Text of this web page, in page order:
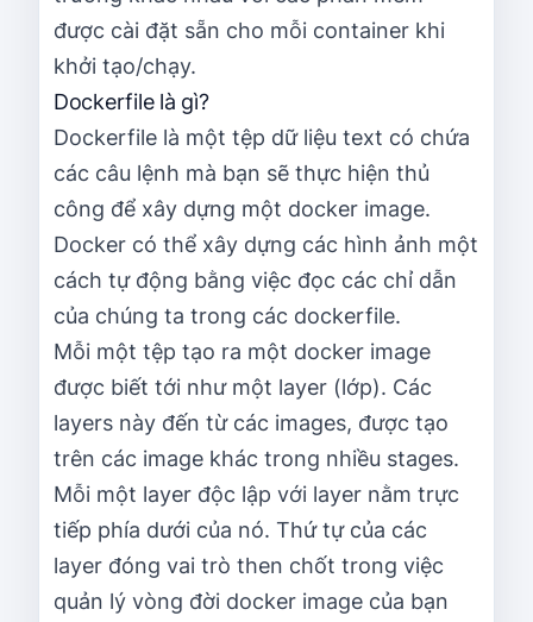
được cài đặt sẵn cho mỗi container khi
khởi tạo/chạy.
Dockerfile là gì?
Dockerfile là một tệp dữ liệu text có chứa
các câu lệnh mà bạn sẽ thực hiện thủ
công để xây dựng một docker image.
Docker có thể xây dựng các hình ảnh một
cách tự động bằng việc đọc các chỉ dẫn
của chúng ta trong các dockerfile.
Mỗi một tệp tạo ra một docker image
được biết tới như một layer (lớp). Các
layers này đến từ các images, được tạo
trên các image khác trong nhiều stages.
Mỗi một layer độc lập với layer nằm trực
tiếp phía dưới của nó. Thứ tự của các
layer đóng vai trò then chốt trong việc
quản lý vòng đời docker image của bạn